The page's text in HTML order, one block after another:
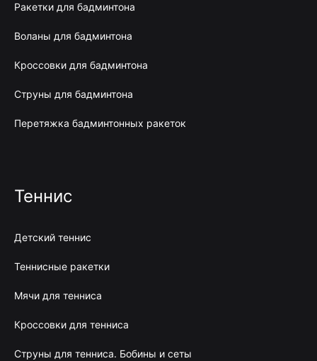
Ракетки для бадминтона
Воланы для бадминтона
Кроссовки для бадминтона
Струны для бадминтона
Перетяжка бадминтонных ракеток
Теннис
Детский теннис
Теннисные ракетки
Мячи для тенниса
Кроссовки для тенниса
Струны для тенниса. Бобины и сеты